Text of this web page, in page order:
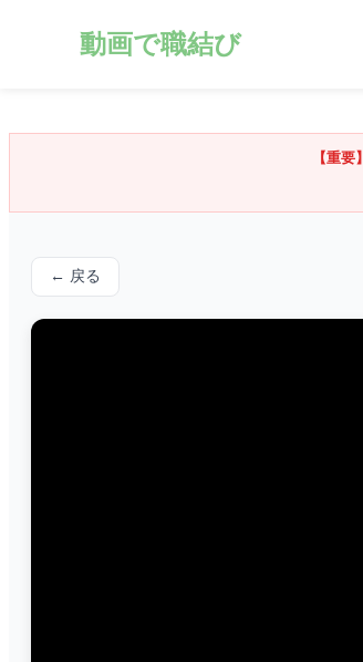
動画で職結び
【重要】
← 戻る